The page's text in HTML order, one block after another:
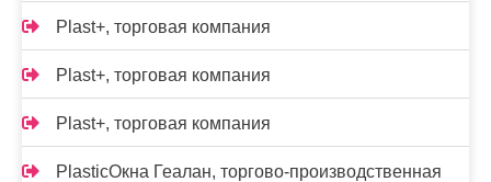
Plast+, торговая компания
Plast+, торговая компания
Plast+, торговая компания
PlasticОкна Геалан, торгово-производственная